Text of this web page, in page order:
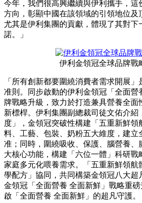
今年，我們很高興繼續與伊利攜手，這
方向，彰顯中國在該領域的引領地位及
尤其是伊利集團的貢獻，體現了其對下
諾。」
伊利金領冠全球品牌戰
「所有創新都要圍繞消費者需求開展
准則。同步啟動的伊利金領冠「全面營
牌戰略升級，致力於打造兼具營養全面
新標桿。伊利集團副總裁司徒文佑介紹
度」，金領冠突破性構建「五重新鮮
料、工藝、包裝、奶粉五大維度，建立
准；同時，圍繞吸收、保護、腦營養、
大核心功能，構建「六位一體」科研戰
家庭多元化喂養需求。「五重新鮮領航
學配方」協同，共同構築金領冠八大超
金領冠「全面營養 全面新鮮」戰略重
啟「全面營養 全面新鮮」的超凡守護。